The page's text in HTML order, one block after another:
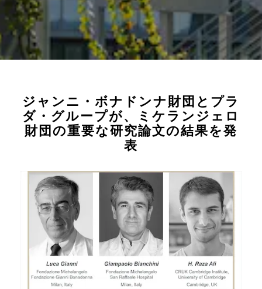
ジャンニ・ボナドンナ財団とプラ
ダ・グループが、ミケランジェロ
財団の重要な研究論文の結果を発
表